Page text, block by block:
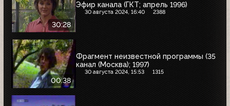
30:28
Эфир канала (ГКТ; апрель 1996)
30 августа 2024, 16:40 2388
00:38
Фрагмент неизвестной программы (35
канал (Москва); 1997)
30 августа 2024, 15:53 1315